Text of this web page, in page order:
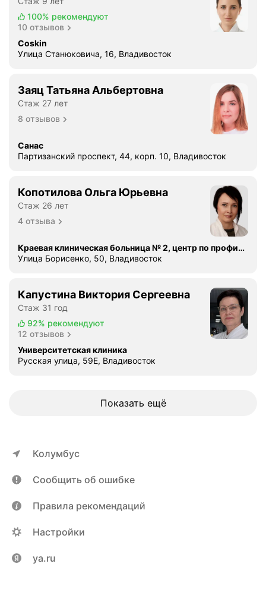
100% рекомендуют
10 отзывов
Coskin
Улица Станюковича, 16, Владивосток
Заяц Татьяна Альбертовна
Стаж 27 лет
8 отзывов
Санас
Партизанский проспект, 44, корп. 10, Владивосток
Копотилова Ольга Юрьевна
Стаж 26 лет
4 отзыва
Краевая клиническая больница № 2, центр по профилактике и борьбе со СПИД и инфекционными заболеваниями
Улица Борисенко, 50, Владивосток
Капустина Виктория Сергеевна
Стаж 31 год
92% рекомендуют
12 отзывов
Университетская клиника
Русская улица, 59Е, Владивосток
Показать ещё
Колумбус
Сообщить об ошибке
Правила рекомендаций
Настройки
ya.ru